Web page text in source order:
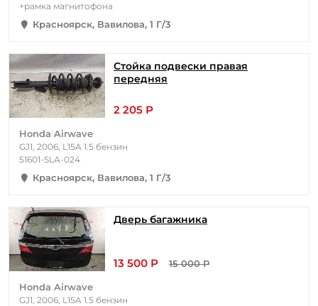
+рамка магнитофона
Красноярск, Вавилова, 1 Г/3
Стойка подвески правая
передняя
2 205 Р
Honda Airwave
GJ1, 2006, L15A 1.5 бензин
51601-SLA-024
Красноярск, Вавилова, 1 Г/3
Дверь багажника
13 500 Р 15 000 Р
Honda Airwave
GJ1, 2006, L15A 1.5 бензин